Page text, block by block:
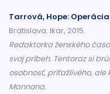
Tarrová, Hope:
Bratislava: Ikar, 2015.
Redaktorka ženského
svoj príbeh. Tentoraz si
osobnosť, príťažlivého, ale
Mannona.